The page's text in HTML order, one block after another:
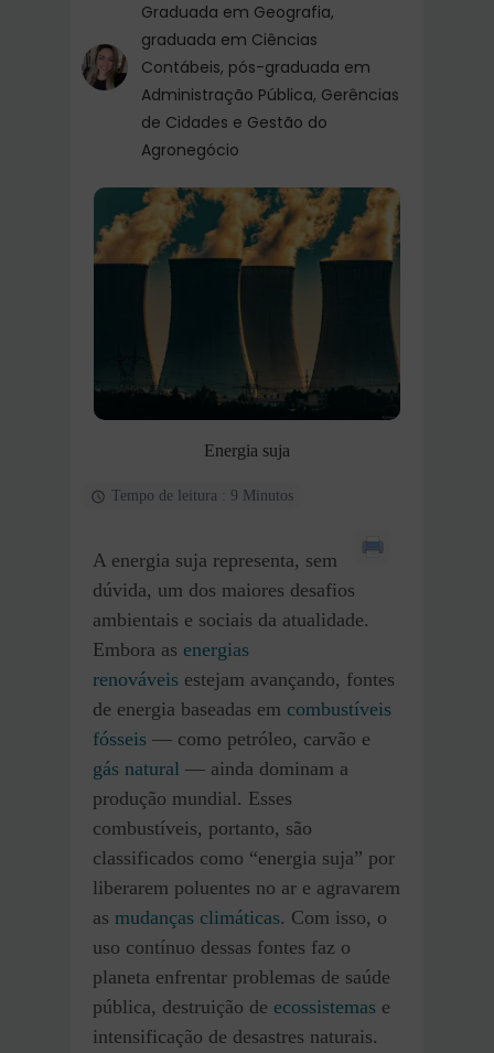
Graduada em Geografia,
graduada em Ciências
Contábeis, pós-graduada em
Administração Pública, Gerências
de Cidades e Gestão do
Agronegócio
Energia suja
Tempo de leitura : 9 Minutos
A energia suja representa, sem
dúvida, um dos maiores desafios
ambientais e sociais da atualidade.
Embora as energias
renováveis estejam avançando, fontes
de energia baseadas em combustíveis
fósseis — como petróleo, carvão e
gás natural — ainda dominam a
produção mundial. Esses
combustíveis, portanto, são
classificados como “energia suja” por
liberarem poluentes no ar e agravarem
as mudanças climáticas. Com isso, o
uso contínuo dessas fontes faz o
planeta enfrentar problemas de saúde
pública, destruição de ecossistemas e
intensificação de desastres naturais.